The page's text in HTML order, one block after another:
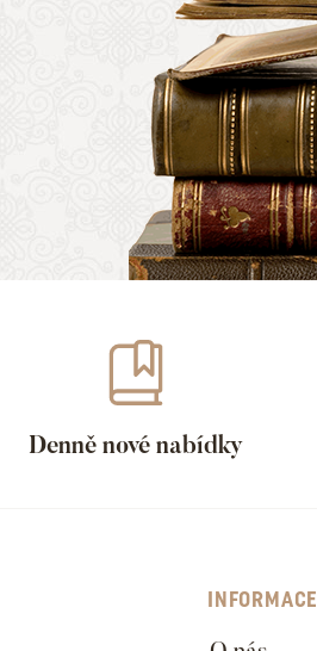
Denně nové nabídky
INFORMACE